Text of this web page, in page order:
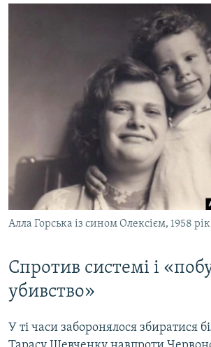
Алла Горська із сином Олексієм, 1958 рік
Спротив системі і
убивство»
У ті часи заборонялося збиратися